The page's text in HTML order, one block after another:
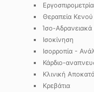
Εργοσπιρομετρία
Θεραπεία Κενού
Ίσο-
Ισοκίνηση
Ισορροπία -
Κάρδιο-
Κλινική
Κρεβάτια